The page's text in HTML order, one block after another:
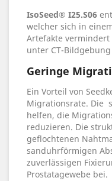
IsoSeed® I25.S06
welcher sich in
Artefakte
unter CT-
Geringe
Ein Vorteil von
Migrationsrate. Die
helfen, die
reduzieren. Die
geflochtenen
sanduhrförmigen
zuverlässigen
Prostatagewebe bei.